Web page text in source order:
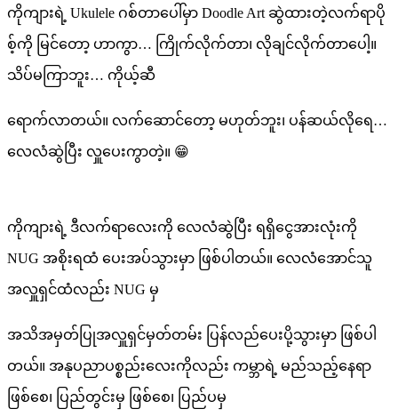
ကိုကျားရဲ့ Ukulele ဂစ်တာပေါ်မှာ Doodle Art ဆွဲထားတဲ့လက်ရာပို
စ့်ကို မြင်တော့ ဟာကွာ… ကြိုက်လိုက်တာ၊ လိုချင်လိုက်တာပေါ့။
သိပ်မကြာဘူး… ကိုယ့်ဆီ
ရောက်လာတယ်။ လက်ဆောင်တော့ မဟုတ်ဘူး၊ ပန်ဆယ်လိုရေ…
လေလံဆွဲပြီး လှူပေးကွာတဲ့။ 😁
ကိုကျားရဲ့ ဒီလက်ရာလေးကို လေလံဆွဲပြီး ရရှိငွေအားလုံးကို
NUG အစိုးရထံ ပေးအပ်သွားမှာ ဖြစ်ပါတယ်။ လေလံအောင်သူ
အလှူရှင်ထံလည်း NUG မှ
အသိအမှတ်ပြုအလှူရှင်မှတ်တမ်း ပြန်လည်ပေးပို့သွားမှာ ဖြစ်ပါ
တယ်။ အနုပညာပစ္စည်းလေးကိုလည်း ကမ္ဘာရဲ့ မည်သည့်နေရာ
ဖြစ်စေ၊ ပြည်တွင်းမှ ဖြစ်စေ၊ ပြည်ပမှ